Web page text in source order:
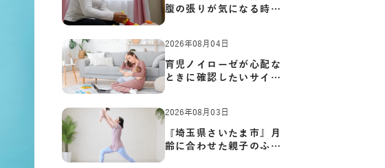
腹の張りが気になる時に
知っ…
2026年08月04日
育児ノイローゼが心配な
ときに確認したいサイン
と心…
2026年08月03日
『埼玉県さいたま市』月
齢に合わせた親子のふれ
あい…